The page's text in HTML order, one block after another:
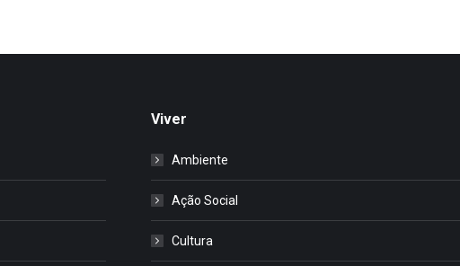
Viver
Ambiente
Ação Social
Cultura